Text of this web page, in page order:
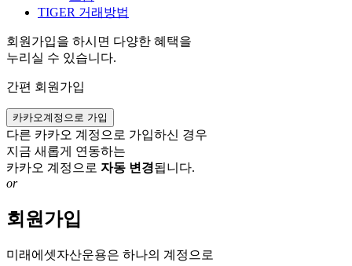
TIGER 거래방법
회원가입을 하시면 다양한 혜택을
누리실 수 있습니다.
간편 회원가입
카카오계정으로 가입
다른 카카오 계정으로 가입하신 경우
지금 새롭게 연동하는
카카오 계정으로 자동 변경됩니다.
or
회원가입
미래에셋자산운용은 하나의 계정으로